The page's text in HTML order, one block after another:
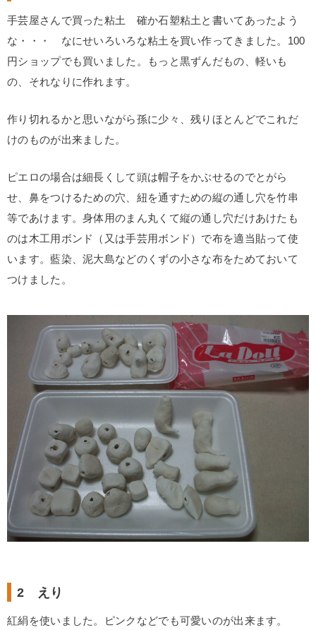
手芸屋さんで買った粘土 確か石塑粘土と書いてあったよう
な・・・ なにせいろいろな粘土を買い作ってきました。100
円ショップでも買いました。もっと黒ずんだもの、軽いも
の、それなりに作れます。
作り切れるかと思いながら孫に少々、残りほとんどでこれだ
けのものが出来ました。
ピエロの場合は細長くして頭は帽子をかぶせるのでとがら
せ、鼻をつけるための穴、紐を通すための縦の通し穴を竹串
等であけます。身体用のまん丸くて縦の通し穴だけあけたも
のは木工用ボンド（又は手芸用ボンド）で布を適当貼って使
います。藍染、泥大島などのくずの小さな布をためておいて
つけました。
2 えり
紅絹を使いました。ピンクなどでも可愛いのが出来ます。